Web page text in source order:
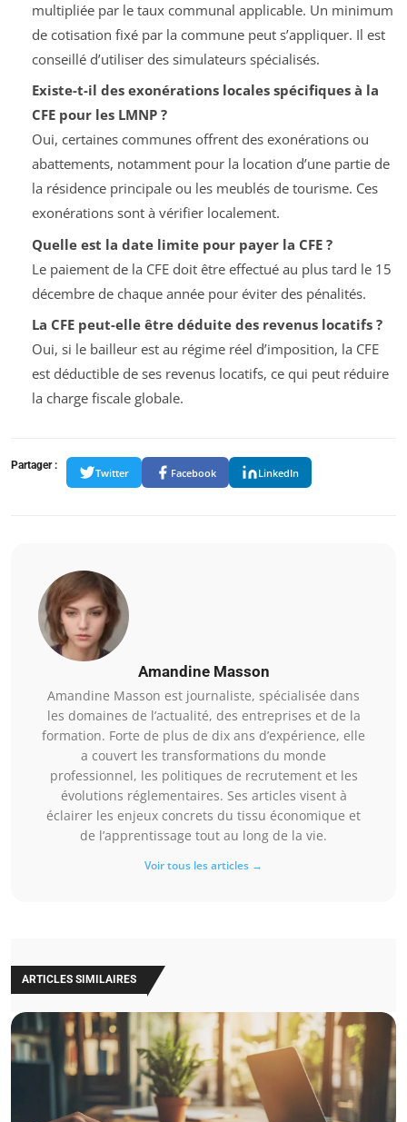
multipliée par le taux communal applicable. Un minimum
de cotisation fixé par la commune peut s’appliquer. Il est
conseillé d’utiliser des simulateurs spécialisés.
Existe-t-il des exonérations locales spécifiques à la
CFE pour les LMNP ?
Oui, certaines communes offrent des exonérations ou
abattements, notamment pour la location d’une partie de
la résidence principale ou les meublés de tourisme. Ces
exonérations sont à vérifier localement.
Quelle est la date limite pour payer la CFE ?
Le paiement de la CFE doit être effectué au plus tard le 15
décembre de chaque année pour éviter des pénalités.
La CFE peut-elle être déduite des revenus locatifs ?
Oui, si le bailleur est au régime réel d’imposition, la CFE
est déductible de ses revenus locatifs, ce qui peut réduire
la charge fiscale globale.
Partager :
Twitter Facebook LinkedIn
Amandine Masson
Amandine Masson est journaliste, spécialisée dans
les domaines de l’actualité, des entreprises et de la
formation. Forte de plus de dix ans d’expérience, elle
a couvert les transformations du monde
professionnel, les politiques de recrutement et les
évolutions réglementaires. Ses articles visent à
éclairer les enjeux concrets du tissu économique et
de l’apprentissage tout au long de la vie.
Voir tous les articles →
ARTICLES SIMILAIRES